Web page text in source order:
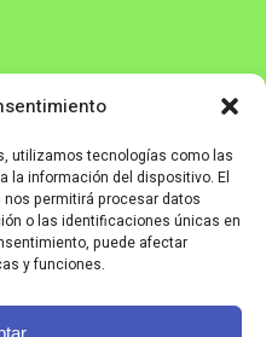
utilizamos tecnologías como las
la información del dispositivo. El
permitirá procesar datos
o las identificaciones únicas en
puede afectar
y funciones.